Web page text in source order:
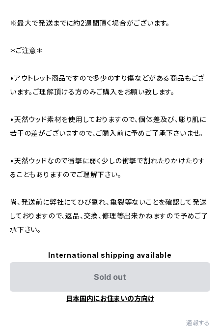
※最大で発送までに約2週間頂く場合がございます。
＊ご注意＊
•アウトレット商品ですので多少のすり傷などがある商品もござ
います。ご理解頂ける方のみご購入をお願い致します。
•天然ウッド素材を使用しておりますので、個体差及び、彫り肌に
若干の差がございますので、ご購入前に予めご了承下さいませ。
•天然ウッドなので衝撃に弱く少しの衝撃で割れたりかけたりす
ることもありますのでご理解下さい。
尚、発送前に弊社にてひび割れ、亀裂等ないことを確認して発送
しておりますので、返品、交換、修理等出来かねますので予めご了
承下さい。
International shipping available
Sold out
日本国内にお住まいの方向け
通報する